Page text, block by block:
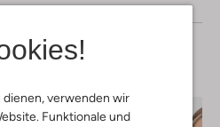
verwenden wir
Funktionale und
Look